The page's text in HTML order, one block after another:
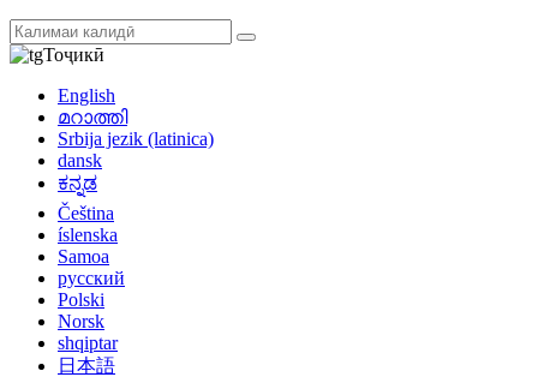
Тоҷикӣ
English
മറാത്തി
Srbija jezik (latinica)
dansk
ಕನ್ನಡ
Čeština
íslenska
Samoa
русский
Polski
Norsk
shqiptar
日本語